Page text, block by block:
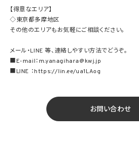
【得意なエリア】
◇東京都多摩地区
その他のエリアもお気軽にご相談ください。
メール・LINE 等、連絡しやすい方法でどうぞ。
■E-mail：m.yanagihara@kwj.jp
■LINE ：https://lin.ee/ua1LAog
お問い合わせ